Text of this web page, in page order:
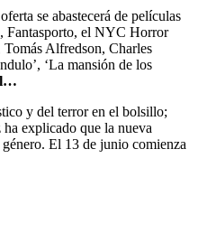
se abastecerá de películas
Fantasporto, el NYC Horror
Alfredson, Charles
‘La mansión de los
y del terror en el bolsillo;
explicado que la nueva
El 13 de junio comienza